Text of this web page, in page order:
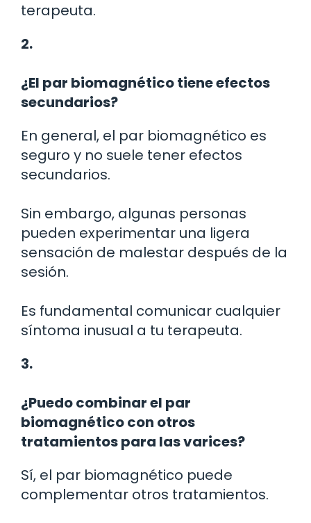
terapeuta.
2.
¿El par biomagnético tiene efectos
secundarios?
En general, el par biomagnético es
seguro y no suele tener efectos
secundarios.
Sin embargo, algunas personas
pueden experimentar una ligera
sensación de malestar después de la
sesión.
Es fundamental comunicar cualquier
síntoma inusual a tu terapeuta.
3.
¿Puedo combinar el par
biomagnético con otros
tratamientos para las varices?
Sí, el par biomagnético puede
complementar otros tratamientos.